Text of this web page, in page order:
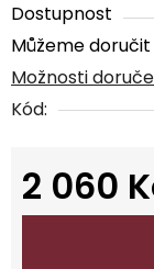
Dostupnost
Můžeme doručit
Možnosti
Kód:
2 060
Měrná cena: